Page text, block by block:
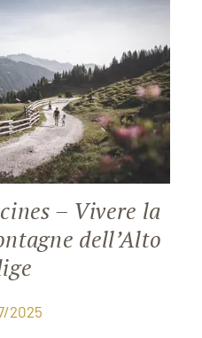
– Vivere la
dell’Alto
2025